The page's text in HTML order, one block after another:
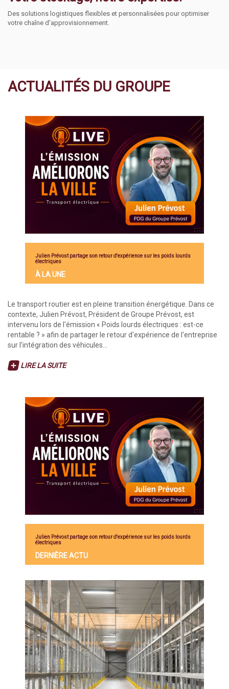
Des solutions logistiques flexibles et personnalisées pour optimiser
votre chaîne d'approvisionnement.
ACTUALITÉS DU GROUPE
Julien Prévost partage son retour d'expérience sur les poids lourds
électriques
À LA UNE
Le transport routier est en pleine transition énergétique. Dans ce
contexte, Julien Prévost, Président de Groupe Prévost, est
intervenu lors de l'émission « Poids lourds électriques : est-ce
rentable ? » afin de partager le retour d'expérience de l'entreprise
sur l'intégration des véhicules...
LIRE LA SUITE
Julien Prévost partage son retour d'expérience sur les poids lourds
électriques
DERNIÈRE ACTU